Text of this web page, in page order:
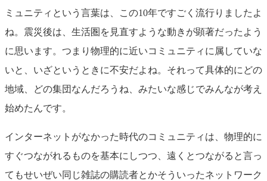
ミュニティという言葉は、この10年ですごく流行りましたよ
ね。震災後は、生活圏を見直すような動きが顕著だったよう
に思います。つまり物理的に近いコミュニティに属していな
いと、いざというときに不安だよね。それって具体的にどの
地域、どの集団なんだろうね、みたいな感じでみんなが考え
始めたんです。
インターネットがなかった時代のコミュニティは、物理的に
すぐつながれるものを基本にしつつ、遠くとつながると言っ
てもせいぜい同じ雑誌の購読者とかそういったネットワーク